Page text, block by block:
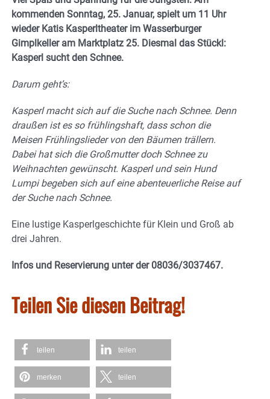
kommenden Sonntag, 25. Januar, spielt um 11 Uhr
wieder Katis Kasperltheater im Wasserburger
Gimplkeller am Marktplatz 25. Diesmal das Stückl:
Kasperl sucht den Schnee.
Darum geht’s:
Kasperl macht sich auf die Suche nach Schnee. Denn
draußen ist es so frühlingshaft, dass schon die
Meisen Frühlingslieder von den Bäumen trällern.
Dabei hat sich die Großmutter doch Schnee zu
Weihnachten gewünscht. Kasperl und sein Hund
Lumpi begeben sich auf eine abenteuerliche Reise auf
der Suche nach Schnee.
Eine lustige Kasperlgeschichte für Klein und Groß ab
drei Jahren.
Infos und Reservierung unter der 08036/3037467.
Teilen Sie diesen Beitrag!
teilen teilen
merken teilen